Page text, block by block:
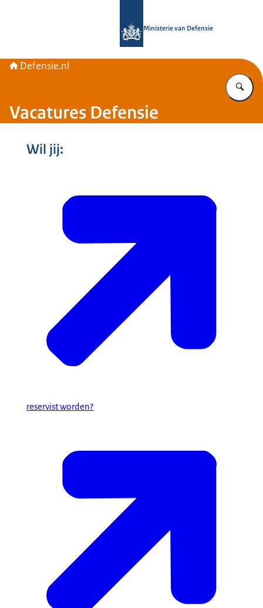
Ministerie van Defensie
Defensie.nl
Vacatures Defensie
Wil jij:
reservist worden?